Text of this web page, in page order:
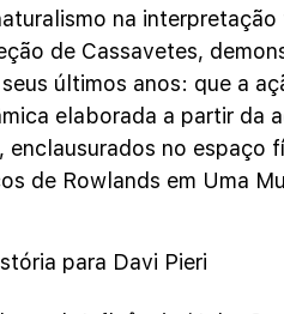
na
de Cassavetes,
últimos anos: que a
elaborada a partir da
no espaço
de Rowlands em Uma
para Davi Pieri